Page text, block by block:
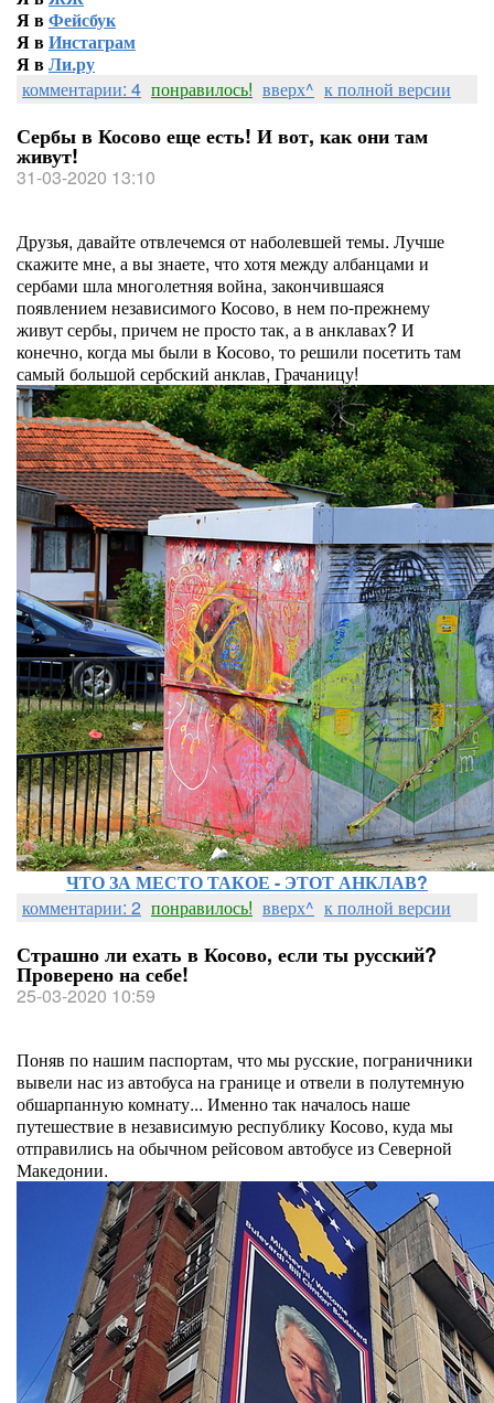
Я вФейсбук
Я вИнстаграм
Я вЛи.ру
комментарии: 4 понравилось! вверх^ к полной версии
Сербы в Косово еще есть! И вот, как они там
живут!
31-03-2020 13:10
Друзья, давайте отвлечемся от наболевшей темы. Лучше
скажите мне, а вы знаете, что хотя между албанцами и
сербами шла многолетняя война, закончившаяся
появлением независимого Косово, в нем по-прежнему
живут сербы, причем не просто так, а в анклавах? И
конечно, когда мы были в Косово, то решили посетить там
самый большой сербский анклав, Грачаницу!
ЧТО ЗА МЕСТО ТАКОЕ - ЭТОТ АНКЛАВ?
комментарии: 2 понравилось! вверх^ к полной версии
Страшно ли ехать в Косово, если ты русский?
Проверено на себе!
25-03-2020 10:59
Поняв по нашим паспортам, что мы русские, пограничники
вывели нас из автобуса на границе и отвели в полутемную
обшарпанную комнату... Именно так началось наше
путешествие в независимую республику Косово, куда мы
отправились на обычном рейсовом автобусе из Северной
Македонии.